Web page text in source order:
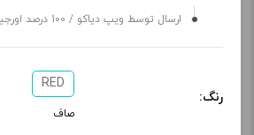
ارسال توسط ویپ دیاکو / 100 درصد اورجینال ویپ دیاکو
رنگ:
RED
صاف